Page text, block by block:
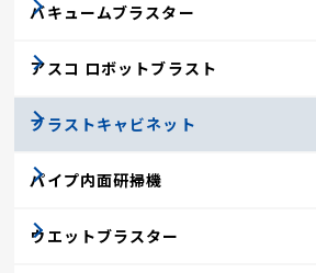
バキュームブラスター
アスコ ロボットブラスト
ブラストキャビネット
パイプ内面研掃機
ウエットブラスター